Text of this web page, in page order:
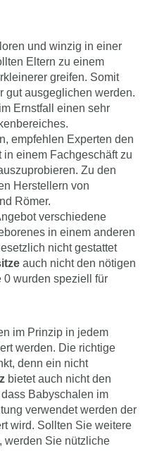
und winzig in einer
Eltern zu einem
greifen. Somit
gut ausgeglichen werden.
Ernstfall einen sehr
empfehlen Experten den
in einem Fachgeschäft zu
Zu den
Herstellern von
Römer.
verschiedene
in einem anderen
nicht gestattet
auch nicht den nötigen
0 wurden speziell für
im Prinzip in jedem
werden. Die richtige
denn ein nicht
bietet auch nicht den
Babyschalen im
verwendet werden der
wird. Sollten Sie weitere
werden Sie nützliche